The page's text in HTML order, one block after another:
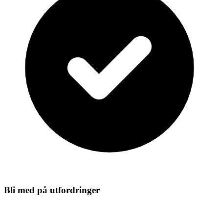
Bli med på utfordringer